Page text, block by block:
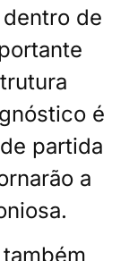
de
é
partida
a